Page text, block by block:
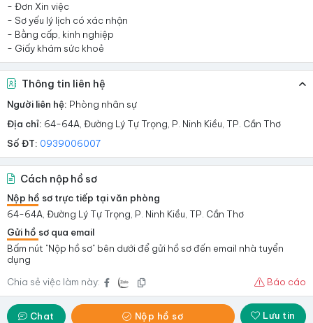
- Đơn Xin việc
- Sơ yếu lý lịch có xác nhận
- Bằng cấp, kinh nghiệp
- Giấy khám sức khoẻ
Thông tin liên hệ
Người liên hệ: Phòng nhân sự
Địa chỉ: 64-64A, Đường Lý Tự Trọng, P. Ninh Kiều, TP. Cần Thơ
Số ĐT: 0939006007
Cách nộp hồ sơ
Nộp hồ sơ trực tiếp tại văn phòng
64-64A, Đường Lý Tự Trọng, P. Ninh Kiều, TP. Cần Thơ
Gửi hồ sơ qua email
Bấm nút "Nộp hồ sơ" bên dưới để gửi hồ sơ đến email nhà tuyển
dụng
Chia sẻ việc làm này:
Báo cáo
Chat Nộp hồ sơ Lưu tin